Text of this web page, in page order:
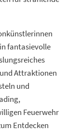
fantasievolle
Attraktionen
und
Feuerwehr
Entdecken